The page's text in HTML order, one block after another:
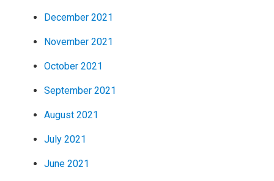
December 2021
November 2021
October 2021
September 2021
August 2021
July 2021
June 2021